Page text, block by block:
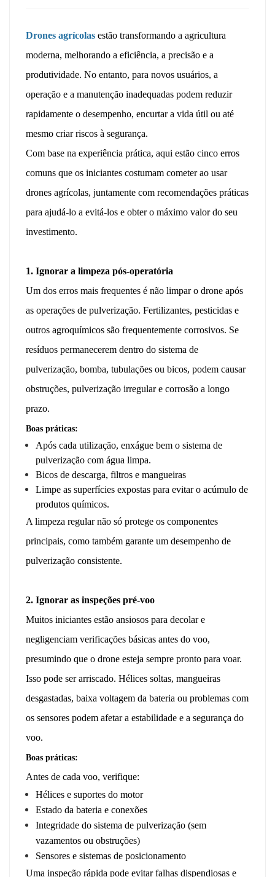
Drones agrícolas estão transformando a agricultura
moderna, melhorando a eficiência, a precisão e a
produtividade. No entanto, para novos usuários, a
operação e a manutenção inadequadas podem reduzir
rapidamente o desempenho, encurtar a vida útil ou até
mesmo criar riscos à segurança.
Com base na experiência prática, aqui estão cinco erros
comuns que os iniciantes costumam cometer ao usar
drones agrícolas, juntamente com recomendações práticas
para ajudá-lo a evitá-los e obter o máximo valor do seu
investimento.
1. Ignorar a limpeza pós-operatória
Um dos erros mais frequentes é não limpar o drone após
as operações de pulverização.Fertilizantes, pesticidas e
outros agroquímicos são frequentemente corrosivos. Se
resíduos permanecerem dentro do sistema de
pulverização, bomba, tubulações ou bicos, podem causar
obstruções, pulverização irregular e corrosão a longo
prazo.
Boas práticas:
Após cada utilização, enxágue bem o sistema de
pulverização com água limpa.
Bicos de descarga, filtros e mangueiras
Limpe as superfícies expostas para evitar o acúmulo de
produtos químicos.
A limpeza regular não só protege os componentes
principais, como também garante um desempenho de
pulverização consistente.
2. Ignorar as inspeções pré-voo
Muitos iniciantes estão ansiosos para decolar e
negligenciam verificações básicas antes do voo,
presumindo que o drone esteja sempre pronto para voar.
Isso pode ser arriscado. Hélices soltas, mangueiras
desgastadas, baixa voltagem da bateria ou problemas com
os sensores podem afetar a estabilidade e a segurança do
voo.
Boas práticas:
Antes de cada voo, verifique:
Hélices e suportes do motor
Estado da bateria e conexões
Integridade do sistema de pulverização (sem
vazamentos ou obstruções)
Sensores e sistemas de posicionamento
Uma inspeção rápida pode evitar falhas dispendiosas e